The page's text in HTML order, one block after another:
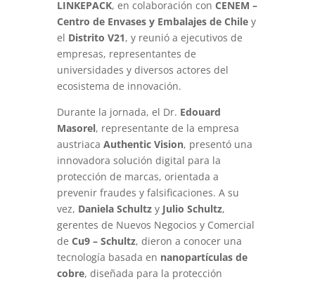
LINKEPACK, en colaboración con CENEM –
Centro de Envases y Embalajes de Chiley
el Distrito V21, y reunió a ejecutivos de
empresas, representantes de
universidades y diversos actores del
ecosistema de innovación.
Durante la jornada, el Dr. Edouard
Masorel, representante de la empresa
austriaca Authentic Vision, presentó una
innovadora solución digital para la
protección de marcas, orientada a
prevenir fraudes y falsificaciones. A su
vez, Daniela Schultzy Julio Schultz,
gerentes de Nuevos Negocios y Comercial
de Cu9 – Schultz, dieron a conocer una
tecnología basada en nanopartículas de
cobre, diseñada para la protección